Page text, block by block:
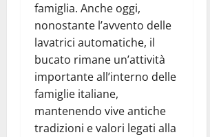
famiglia. Anche oggi,
nonostante l’avvento delle
lavatrici automatiche, il
bucato rimane un’attività
importante all’interno delle
famiglie italiane,
mantenendo vive antiche
tradizioni e valori legati alla